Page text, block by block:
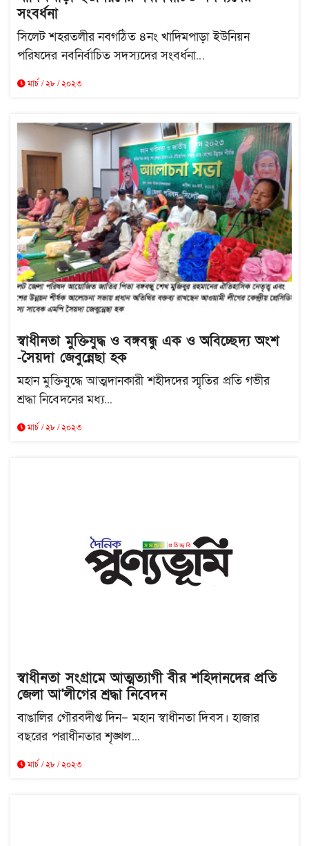
সংবর্ধনা
সিলেট শহরতলীর নবগঠিত ৪নং খাদিমপাড়া ইউনিয়ন
পরিষদের নবনির্বাচিত সদস্যদের সংবর্ধনা...
মার্চ / ২৮ / ২০২৩
স্বাধীনতা মুক্তিযুদ্ধ ও বঙ্গবন্ধু এক ও অবিচ্ছেদ্য অংশ
-সৈয়দা জেবুন্নেছা হক
মহান মুক্তিযুদ্ধে আত্মদানকারী শহীদদের স্মৃতির প্রতি গভীর
শ্রদ্ধা নিবেদনের মধ্য...
মার্চ / ২৮ / ২০২৩
স্বাধীনতা সংগ্রামে আত্মত্যাগী বীর শহিদানদের প্রতি
জেলা আ'লীগের শ্রদ্ধা নিবেদন
বাঙালির গৌরবদীপ্ত দিন– মহান স্বাধীনতা দিবস। হাজার
বছরের পরাধীনতার শৃঙ্খল...
মার্চ / ২৮ / ২০২৩